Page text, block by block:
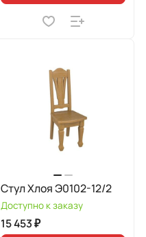
Стул Хлоя Э0102-12/2
Доступно к заказу
15 453 ₽